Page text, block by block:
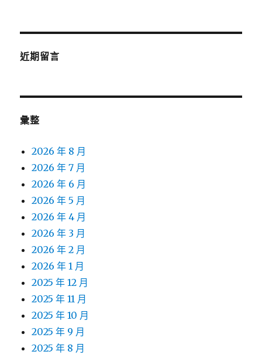
近期留言
彙整
2026 年 8 月
2026 年 7 月
2026 年 6 月
2026 年 5 月
2026 年 4 月
2026 年 3 月
2026 年 2 月
2026 年 1 月
2025 年 12 月
2025 年 11 月
2025 年 10 月
2025 年 9 月
2025 年 8 月